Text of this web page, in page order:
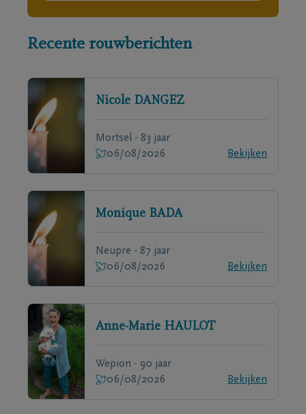
Recente rouwberichten
Nicole DANGEZ
Mortsel - 83 jaar
06/08/2026
Bekijken
Monique BADA
Neupre - 87 jaar
06/08/2026
Bekijken
Anne-Marie HAULOT
Wepion - 90 jaar
06/08/2026
Bekijken